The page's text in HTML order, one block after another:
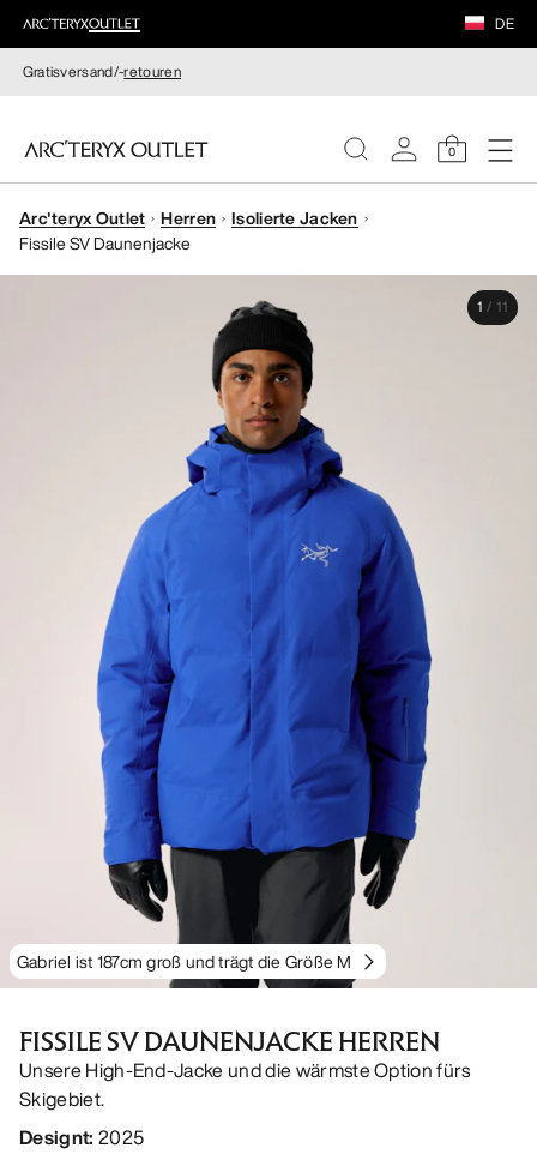
DE
Gratisversand/-retouren
0
DAMEN
Arc'teryx Outlet Herren
Isolierte Jacken
Fissile SV Daunenjacke
Gabriel ist 187cm groß und trägt die Größe M
1 / 11
FISSILE SV DAUNENJACKE HERREN
Unsere High-End-Jacke und die wärmste Option fürs
Skigebiet.
Designt: 2025